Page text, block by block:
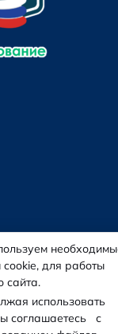
для работы
сайта.
использовать
соглашаетесь с